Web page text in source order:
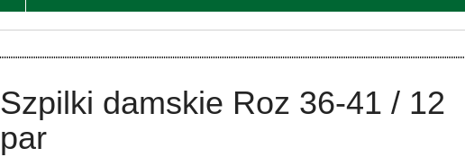
Szpilki damskie Roz 36-41 / 12
par